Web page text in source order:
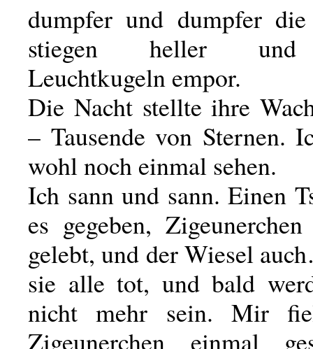
dumpfer und dumpfer die
stiegen heller und
Leuchtkugeln empor.
Die Nacht stellte ihre
– Tausende von Sternen.
wohl noch einmal sehen.
Ich sann und sann. Einen
es gegeben,
gelebt, und der Wiesel
sie alle tot, und bald
nicht mehr sein. Mir
Zigeunerchen einmal